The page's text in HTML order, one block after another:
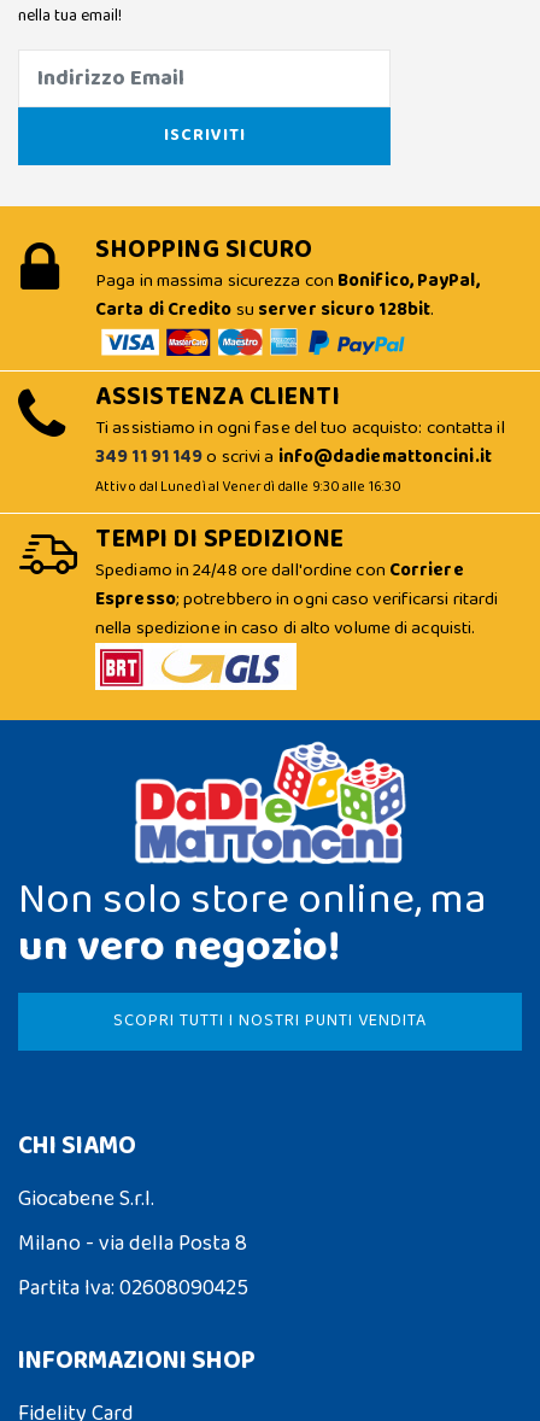
nella tua email!
SHOPPING SICURO
Paga in massima sicurezza con Bonifico, PayPal,
Carta di Creditosu server sicuro 128bit.
ASSISTENZA CLIENTI
Ti assistiamo in ogni fase del tuo acquisto: contatta il
349 11 91 149o scrivi a info@dadiemattoncini.it
Attivo dal Lunedì al Venerdì dalle 9:30 alle 16:30
TEMPI DI SPEDIZIONE
Spediamo in 24/48 ore dall'ordine con Corriere
Espresso; potrebbero in ogni caso verificarsi ritardi
nella spedizione in caso di alto volume di acquisti.
Non solo store online, ma
un vero negozio!
SCOPRI TUTTI I NOSTRI PUNTI VENDITA
CHI SIAMO
Giocabene S.r.l.
Milano - via della Posta 8
Partita Iva: 02608090425
INFORMAZIONI SHOP
Fidelity Card